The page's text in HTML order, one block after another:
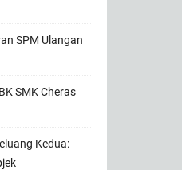
SPM Ulangan
SMK Cheras
Kedua: